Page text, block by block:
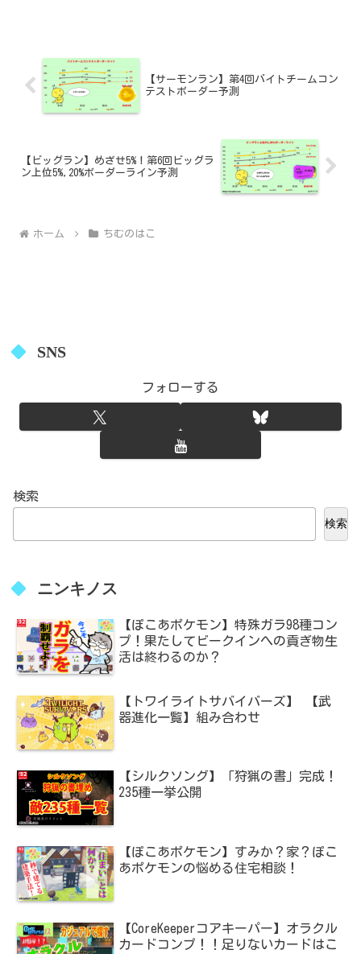
【サーモンラン】第4回バイトチームコン
テストボーダー予測
【ビッグラン】めざせ5%！第6回ビッグラ
ン上位5%,20%ボーダーライン予測
ホーム ちむのはこ
SNS
フォローする
検索
検索
ニンキノス
【ぽこあポケモン】特殊ガラ98種コン
プ！果たしてビークインへの貢ぎ物生
活は終わるのか？
【トワイライトサバイバーズ】 【武
器進化一覧】組み合わせ
【シルクソング】「狩猟の書」完成！
235種一挙公開
【ぽこあポケモン】すみか？家？ぽこ
あポケモンの悩める住宅相談！
【CoreKeeperコアキーパー】オラクル
カードコンプ！！足りないカードはこ